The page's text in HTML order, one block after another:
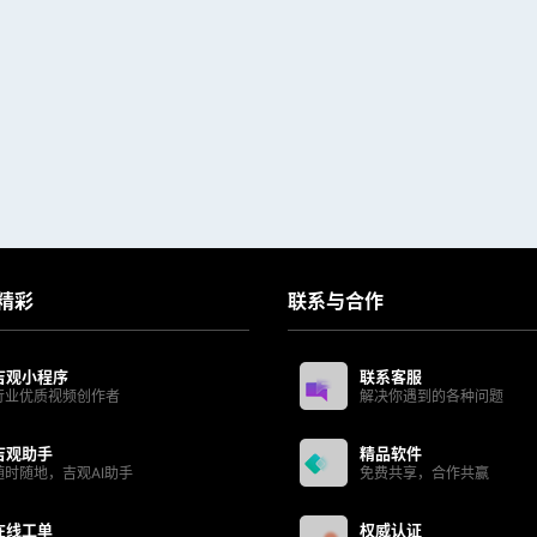
彩
观小程序
业优质视频创作者
观助手
时随地，吉观AI助手
线工单
联系与合作
联系客服
解决你遇到的各种问题
精品软件
免费共享，合作共赢
权威认证